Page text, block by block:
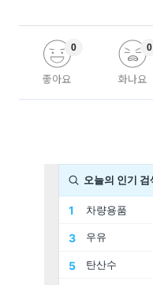
좋아요
0
화나요
0